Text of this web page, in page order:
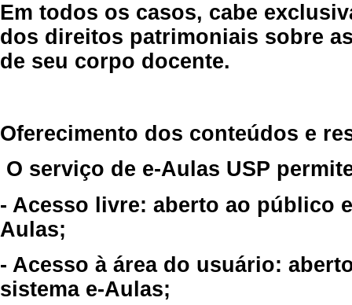
Em todos os casos, cabe
dos direitos patrimoniais sobre
de seu corpo docente.
Oferecimento dos conteúdos e
O serviço de e-Aulas USP
- Acesso livre: aberto ao público
Aulas;
- Acesso à área do usuário:
sistema e-Aulas;